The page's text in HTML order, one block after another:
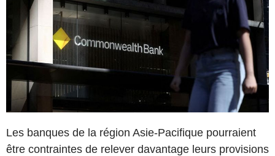
Les banques de la région Asie-Pacifique pourraient
être contraintes de relever davantage leurs provisions